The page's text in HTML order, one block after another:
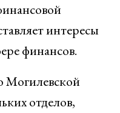
интересы
финансов.
Могилевской
отделов,